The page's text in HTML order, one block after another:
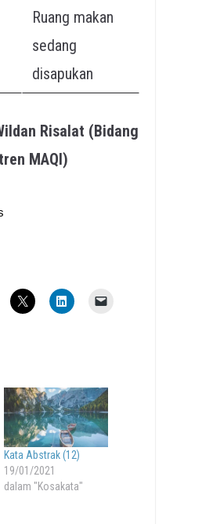
Ruang makan
sedang
disapukan
Risalat (Bidang
MAQI)
Kata Abstrak (12)
19/01/2021
dalam "Kosakata"